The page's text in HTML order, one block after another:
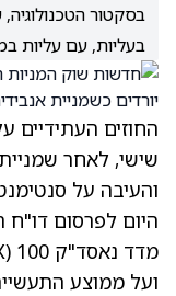
בסקטור
בעליות, עם עליות
החוזים העתידיים
שישי, לאחר
והעיבה על
היום לפרסום דו"ח